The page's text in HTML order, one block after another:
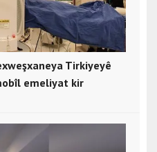
Tirkiyeyê
emeliyat kir